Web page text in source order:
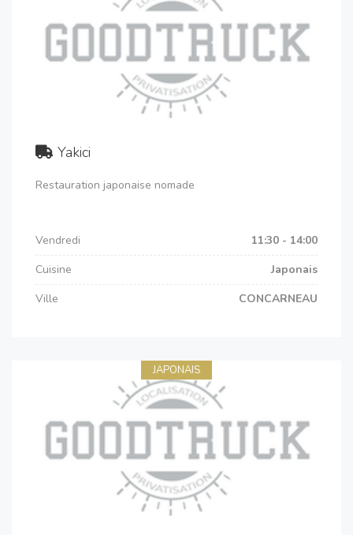
Yakici
Restauration japonaise nomade
Vendredi
11:30 - 14:00
Cuisine
Japonais
Ville
CONCARNEAU
JAPONAIS